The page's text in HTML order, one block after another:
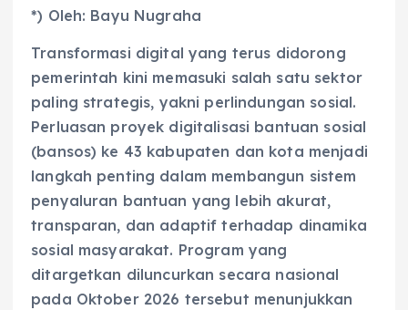
*) Oleh: Bayu Nugraha
Transformasi digital yang terus didorong
pemerintah kini memasuki salah satu sektor
paling strategis, yakni perlindungan sosial.
Perluasan proyek digitalisasi bantuan sosial
(bansos) ke 43 kabupaten dan kota menjadi
langkah penting dalam membangun sistem
penyaluran bantuan yang lebih akurat,
transparan, dan adaptif terhadap dinamika
sosial masyarakat. Program yang
ditargetkan diluncurkan secara nasional
pada Oktober 2026 tersebut menunjukkan